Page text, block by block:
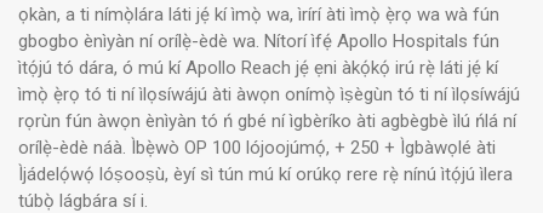
ọkàn, a ti nímọ̀lára láti jẹ́ kí ìmọ̀ wa, ìrírí àti ìmọ̀ ẹ̀rọ wa wà fún
gbogbo ènìyàn ní orílẹ̀-èdè wa. Nítorí ìfẹ́ Apollo Hospitals fún
ìtọ́jú tó dára, ó mú kí Apollo Reach jẹ́ ẹni àkọ́kọ́ irú rẹ̀ láti jẹ́ kí
ìmọ̀ ẹ̀rọ tó ti ní ìlọsíwájú àti àwọn onímọ̀ ìṣègùn tó ti ní ìlọsíwájú
rọrùn fún àwọn ènìyàn tó ń gbé ní ìgbèríko àti agbègbè ìlú ńlá ní
orílẹ̀-èdè náà. Ìbẹ̀wò OP 100 lójoojúmọ́, + 250 + Ìgbàwọlé àti
Ìjádelọ́wọ́ lóṣooṣù, èyí sì tún mú kí orúkọ rere rẹ̀ nínú ìtọ́jú ìlera
túbọ̀ lágbára sí i.